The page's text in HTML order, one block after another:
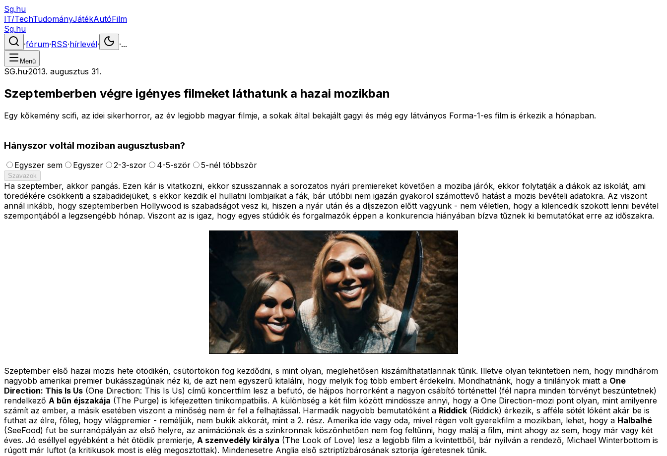
Sg.hu
IT/TechTudományJátékAutóFilm
Sg.hu
·fórum·RSS·hírlevél· ·...
Menü
SG.hu·2013. augusztus 31.
Szeptemberben végre igényes filmeket láthatunk a hazai mozikban
Egy kőkemény scifi, az idei sikerhorror, az év legjobb magyar filmje, a sokak által bekajált gagyi és még egy látványos Forma-1-es film is érkezik a hónapban.
Hányszor voltál moziban augusztusban?
Egyszer sem Egyszer 2-3-szor 4-5-ször 5-nél többször
Szavazok
Ha szeptember, akkor pangás. Ezen kár is vitatkozni, ekkor szusszannak a sorozatos nyári premiereket követően a moziba járók, ekkor folytatják a diákok az iskolát, ami
töredékére csökkenti a szabadidejüket, s ekkor kezdik el hullatni lombjaikat a fák, bár utóbbi nem igazán gyakorol számottevő hatást a mozis bevételi adatokra. Az viszont
annál inkább, hogy szeptemberben Hollywood is szabadságot vesz ki, hiszen a nyár után és a díjszezon előtt vagyunk - nem véletlen, hogy a kilencedik szokott lenni bevétel
szempontjából a legzsengébb hónap. Viszont az is igaz, hogy egyes stúdiók és forgalmazók éppen a konkurencia hiányában bízva tűznek ki bemutatókat erre az időszakra.
Szeptember első hazai mozis hete ötödikén, csütörtökön fog kezdődni, s mint olyan, meglehetősen kiszámíthatatlannak tűnik. Illetve olyan tekintetben nem, hogy mindhárom
nagyobb amerikai premier bukásszagúnak néz ki, de azt nem egyszerű kitalálni, hogy melyik fog több embert érdekelni. Mondhatnánk, hogy a tinilányok miatt a One
Direction: This Is Us (One Direction: This Is Us) című koncertfilm lesz a befutó, de hájpos horrorként a nagyon csábító történettel (fél napra minden törvényt beszüntetnek)
rendelkező A bűn éjszakája (The Purge) is kifejezetten tinikompatbilis. A különbség a két film között mindössze annyi, hogy a One Direction-mozi pont olyan, mint amilyenre
számít az ember, a másik esetében viszont a minőség nem ér fel a felhajtással. Harmadik nagyobb bemutatóként a Riddick (Riddick) érkezik, s afféle sötét lóként akár be is
futhat az élre, főleg, hogy világpremier - reméljük, nem bukik akkorát, mint a 2. rész. Amerika ide vagy oda, mivel régen volt gyerekfilm a mozikban, lehet, hogy a Halbalhé
(SeeFood) fut be surranópályán az első helyre, az animációnak és a szinkronnak köszönhetően nem fog feltűnni, hogy maláj a film, mint ahogy az sem, hogy már vagy két
éves. Jó eséllyel egyébként a hét ötödik premierje, A szenvedély királya (The Look of Love) lesz a legjobb film a kvintettből, bár nyilván a rendező, Michael Winterbottom is
rúgott már luftot (a kritikusok most is elég megosztottak). Mindenesetre Anglia első sztriptízbárosának sztorija ígéretesnek tűnik.